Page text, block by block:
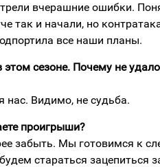
вчерашние ошибки.
так и начали, но
все наши планы.
сезоне. Почему не
нас. Видимо, не судьба.
проигрыши?
забыть. Мы готовимся к
стараться зацепиться